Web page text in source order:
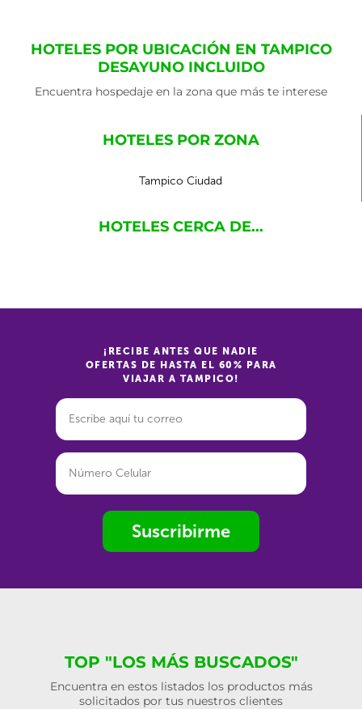
HOTELES POR UBICACIÓN EN TAMPICO
DESAYUNO INCLUIDO
Encuentra hospedaje en la zona que más te interese
HOTELES POR ZONA
Tampico Ciudad
HOTELES CERCA DE...
¡RECIBE ANTES QUE NADIE
OFERTAS DE HASTA EL 60% PARA
VIAJAR A TAMPICO!
Suscribirme
TOP "LOS MÁS BUSCADOS"
Encuentra en estos listados los productos más
solicitados por tus nuestros clientes